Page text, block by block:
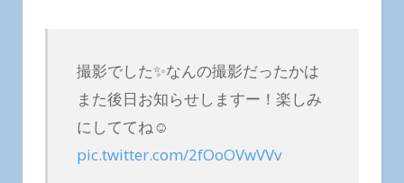
撮影でした✨なんの撮影だったかは
また後日お知らせしますー！楽しみ
にしててね☺️
pic.twitter.com/2fOoOVwVVv